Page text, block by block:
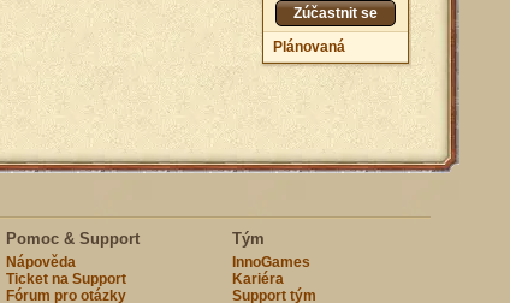
Zúčastnit se
Plánovaná
Pomoc & Support
Nápověda
Ticket na Support
Fórum pro otázky
Tým
InnoGames
Kariéra
Support tým